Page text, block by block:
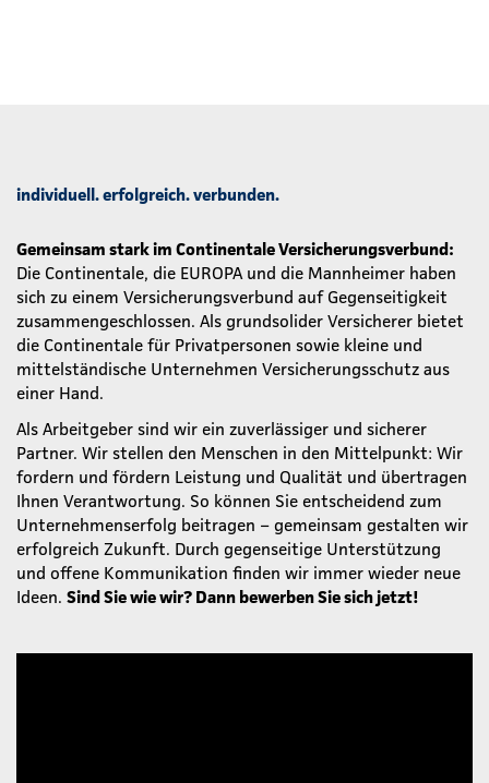
individuell. erfolgreich. verbunden.
Gemeinsam stark im Continentale Versicherungsverbund:
Die Continentale, die EUROPA und die Mannheimer haben
sich zu einem Versicherungsverbund auf Gegenseitigkeit
zusammengeschlossen. Als grundsolider Versicherer bietet
die Continentale für Privatpersonen sowie kleine und
mittelständische Unternehmen Versicherungsschutz aus
einer Hand.
Als Arbeitgeber sind wir ein zuverlässiger und sicherer
Partner. Wir stellen den Menschen in den Mittelpunkt: Wir
fordern und fördern Leistung und Qualität und übertragen
Ihnen Verantwortung. So können Sie entscheidend zum
Unternehmenserfolg beitragen – gemeinsam gestalten wir
erfolgreich Zukunft. Durch gegenseitige Unterstützung
und offene Kommunikation finden wir immer wieder neue
Ideen. Sind Sie wie wir? Dann bewerben Sie sich jetzt!